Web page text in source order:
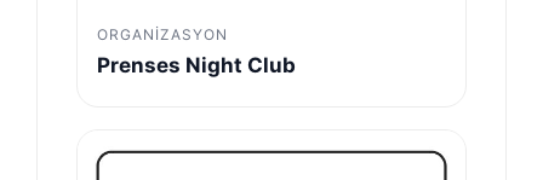
ORGANIZASYON
Prenses Night Club